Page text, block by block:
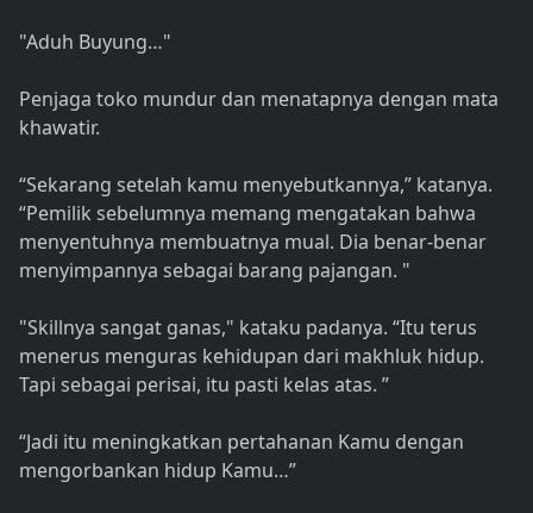
"Aduh Buyung…"
Penjaga toko mundur dan menatapnya dengan mata
khawatir.
“Sekarang setelah kamu menyebutkannya,” katanya.
“Pemilik sebelumnya memang mengatakan bahwa
menyentuhnya membuatnya mual. Dia benar-benar
menyimpannya sebagai barang pajangan. "
"Skillnya sangat ganas," kataku padanya. “Itu terus
menerus menguras kehidupan dari makhluk hidup.
Tapi sebagai perisai, itu pasti kelas atas. ”
“Jadi itu meningkatkan pertahanan Kamu dengan
mengorbankan hidup Kamu…”